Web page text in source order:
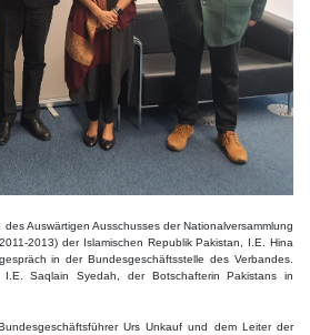
Auswärtigen Ausschusses der Nationalversammlung
2013) der Islamischen Republik Pakistan, I.E. Hina
in der Bundesgeschäftsstelle des Verbandes.
Saqlain Syedah, der Botschafterin Pakistans in
Urs Unkauf und dem Leiter der